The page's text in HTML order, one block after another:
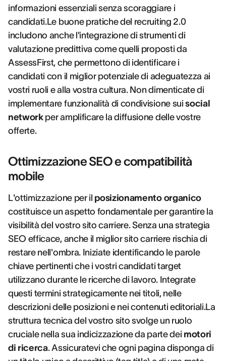
informazioni essenziali senza scoraggiare i
candidati.Le buone pratiche del recruiting 2.0
includono anche l'integrazione di strumenti di
valutazione predittiva come quelli proposti da
AssessFirst, che permettono di identificare i
candidati con il miglior potenziale di adeguatezza ai
vostri ruoli e alla vostra cultura. Non dimenticate di
implementare funzionalità di condivisione suisocial
networkper amplificare la diffusione delle vostre
offerte.
Ottimizzazione SEO e compatibilità
mobile
L'ottimizzazione per il posizionamento organico
costituisce un aspetto fondamentale per garantire la
visibilità del vostro sito carriere. Senza una strategia
SEO efficace, anche il miglior sito carriere rischia di
restare nell'ombra. Iniziate identificando le parole
chiave pertinenti che i vostri candidati target
utilizzano durante le ricerche di lavoro. Integrate
questi termini strategicamente nei titoli, nelle
descrizioni delle posizioni e nei contenuti editoriali.La
struttura tecnica del vostro sito svolge un ruolo
cruciale nella sua indicizzazione da parte dei motori
di ricerca. Assicuratevi che ogni pagina disponga di